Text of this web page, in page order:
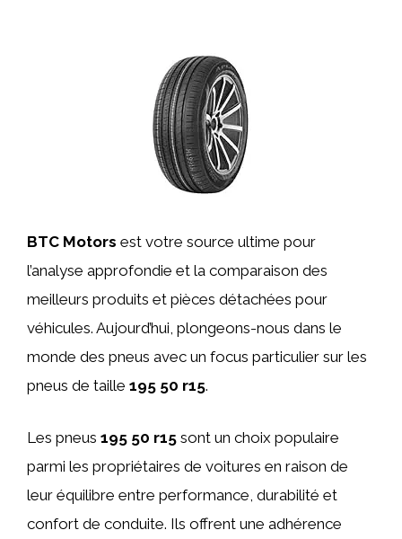
BTC Motors est votre source ultime pour
l’analyse approfondie et la comparaison des
meilleurs produits et pièces détachées pour
véhicules. Aujourd’hui, plongeons-nous dans le
monde des pneus avec un focus particulier sur les
pneus de taille 195 50 r15.
Les pneus 195 50 r15 sont un choix populaire
parmi les propriétaires de voitures en raison de
leur équilibre entre performance, durabilité et
confort de conduite. Ils offrent une adhérence